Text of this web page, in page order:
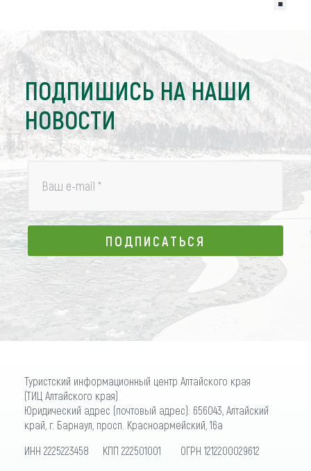
ПОДПИШИСЬ НА НАШИ
НОВОСТИ
Ваш e-mail *
ПОДПИСАТЬСЯ
ПОДПИСАТЬСЯ
Туристский информационный центр Алтайского края
(ТИЦ Алтайского края)
Юридический адрес (почтовый адрес): 656043, Алтайский
край, г. Барнаул, просп. Красноармейский, 16а
ИНН 2225223458 КПП 222501001 ОГРН 1212200029612